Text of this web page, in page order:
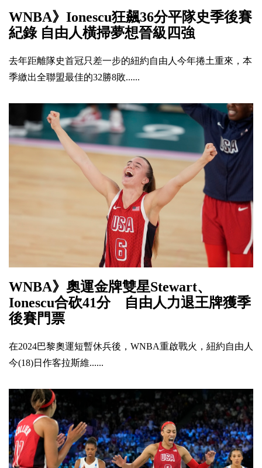
WNBA》Ionescu狂飆36分平隊史季後賽
紀錄 自由人橫掃夢想晉級四強
去年距離隊史首冠只差一步的紐約自由人今年捲土重來，本
季繳出全聯盟最佳的32勝8敗......
WNBA》奧運金牌雙星Stewart、
Ionescu合砍41分 自由人力退王牌獲季
後賽門票
在2024巴黎奧運短暫休兵後，WNBA重啟戰火，紐約自由人
今(18)日作客拉斯維......